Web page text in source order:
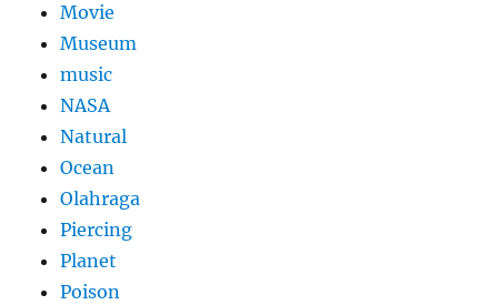
Movie
Museum
music
NASA
Natural
Ocean
Olahraga
Piercing
Planet
Poison